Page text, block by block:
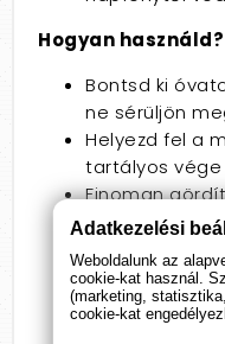
Hogyan használd?
Bontsd ki
ne sérüljön
Helyezd fel a
tartályos vége
Finoman
ügyelve arra,
tartályban.
Használat
zsebkendőbe,
húzd le a WC-n.
Adatkezelési
Weboldalunk az
cookie-kat használ.
(marketing,
cookie-kat